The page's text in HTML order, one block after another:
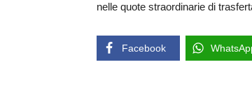
nelle quote straordinarie di
Facebook